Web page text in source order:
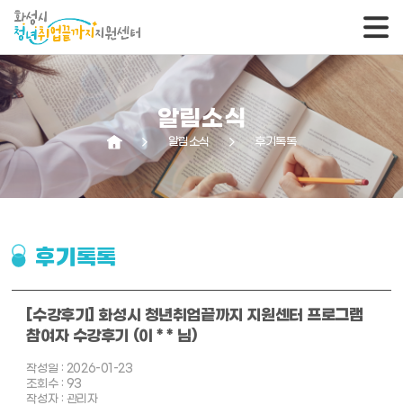
알림소식
arrow_forward_ios 알림소식 arrow_forward_ios 후기톡톡
후기톡톡
[수강후기] 화성시 청년취업끝까지 지원센터 프로그램
참여자 수강후기 (이 * * 님)
작성일 : 2026-01-23
조회수 : 93
작성자 : 관리자